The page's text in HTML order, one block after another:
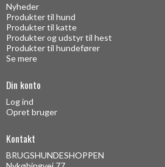
Nyheder
Produkter til hund
Produkter til katte
Produkter og udstyr til hest
Produkter til hundefører
Se mere
Din konto
Log ind
Opret bruger
Kontakt
BRUGSHUNDESHOPPEN